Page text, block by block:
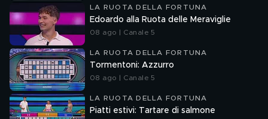
LA RUOTA DELLA FORTUNA
Edoardo alla Ruota delle Meraviglie
08 ago | Canale 5
LA RUOTA DELLA FORTUNA
Tormentoni: Azzurro
08 ago | Canale 5
LA RUOTA DELLA FORTUNA
Piatti estivi: Tartare di salmone